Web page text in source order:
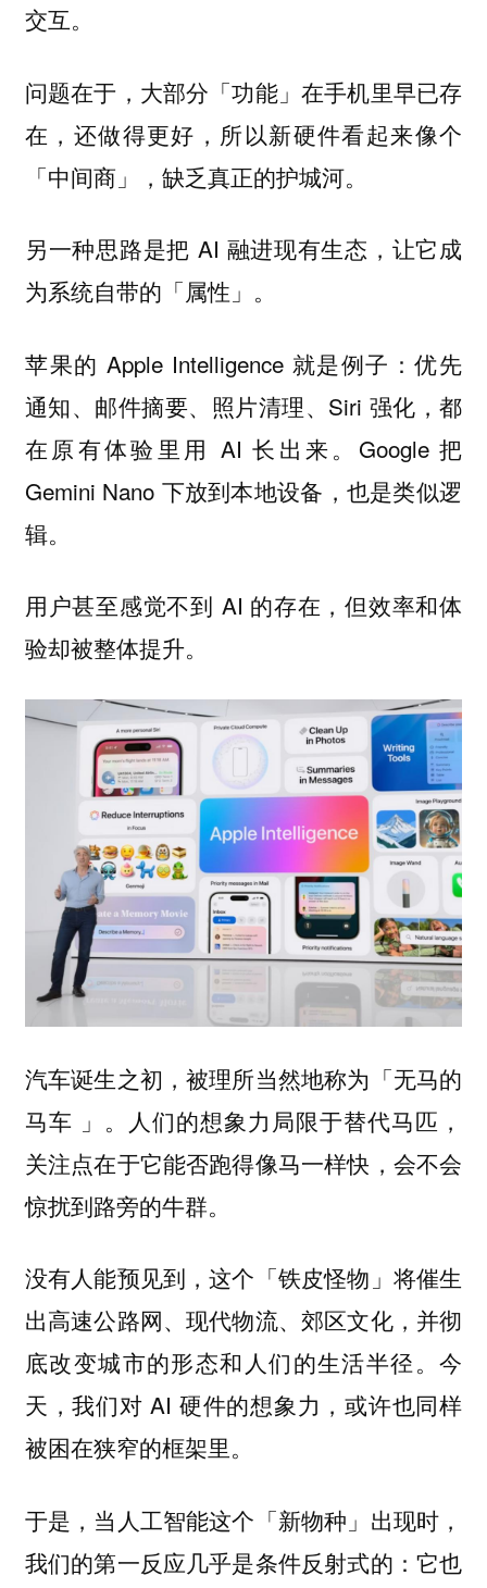
交互。
问题在于，大部分「功能」在手机里早已存
在，还做得更好，所以新硬件看起来像个
「中间商」，缺乏真正的护城河。
另一种思路是把 AI 融进现有生态，让它成
为系统自带的「属性」。
苹果的 Apple Intelligence 就是例子：优先
通知、邮件摘要、照片清理、Siri 强化，都
在原有体验里用 AI 长出来。Google 把
Gemini Nano 下放到本地设备，也是类似逻
辑。
用户甚至感觉不到 AI 的存在，但效率和体
验却被整体提升。
汽车诞生之初，被理所当然地称为「无马的
马车 」。人们的想象力局限于替代马匹，
关注点在于它能否跑得像马一样快，会不会
惊扰到路旁的牛群。
没有人能预见到，这个「铁皮怪物」将催生
出高速公路网、现代物流、郊区文化，并彻
底改变城市的形态和人们的生活半径。今
天，我们对 AI 硬件的想象力，或许也同样
被困在狭窄的框架里。
于是，当人工智能这个「新物种」出现时，
我们的第一反应几乎是条件反射式的：它也